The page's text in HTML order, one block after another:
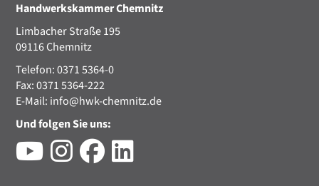
Handwerkskammer Chemnitz
Limbacher Straße 195
09116 Chemnitz
Telefon: 0371 5364-0
Fax: 0371 5364-222
E-Mail: info@hwk-chemnitz.de
Und folgen Sie uns: